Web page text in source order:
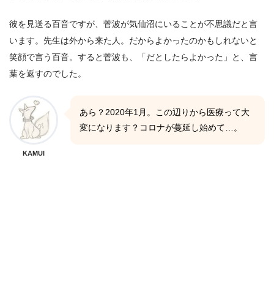
彼を見送る百音ですが、菅波が気仙沼にいることが不思議だと言
います。先生は外から来た人。だからよかったのかもしれないと
笑顔で言う百音。すると菅波も、「だとしたらよかった」と、言
葉を返すのでした。
KAMUI
あら？2020年1月。この辺りから医療って大
変になります？コロナが蔓延し始めて…。